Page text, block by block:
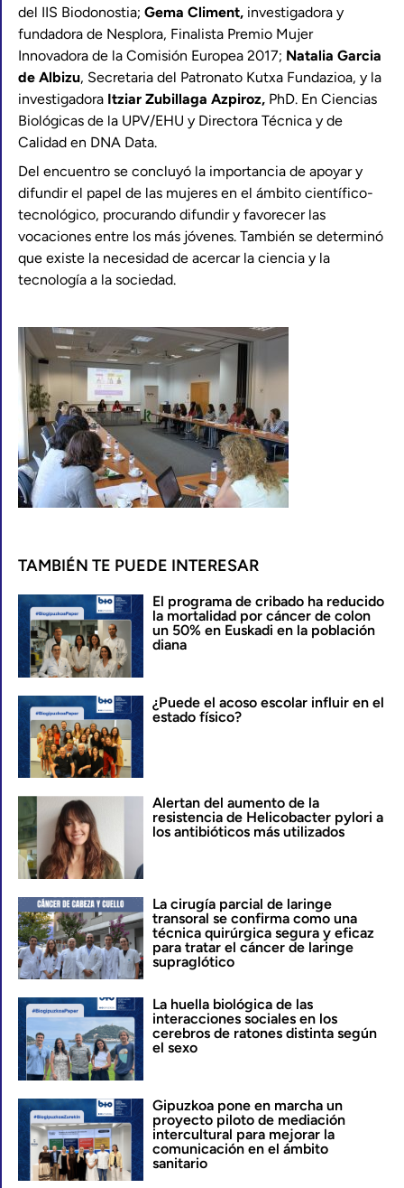
del IIS Biodonostia; Gema Climent, investigadora y
fundadora de Nesplora, Finalista Premio Mujer
Innovadora de la Comisión Europea 2017; Natalia Garcia
de Albizu, Secretaria del Patronato Kutxa Fundazioa, y la
investigadora Itziar Zubillaga Azpiroz, PhD. En Ciencias
Biológicas de la UPV/EHU y Directora Técnica y de
Calidad en DNA Data.
Del encuentro se concluyó la importancia de apoyar y
difundir el papel de las mujeres en el ámbito científico-
tecnológico, procurando difundir y favorecer las
vocaciones entre los más jóvenes. También se determinó
que existe la necesidad de acercar la ciencia y la
tecnología a la sociedad.
TAMBIÉN TE PUEDE INTERESAR
El programa de cribado ha reducido
la mortalidad por cáncer de colon
un 50% en Euskadi en la población
diana
¿Puede el acoso escolar influir en el
estado físico?
Alertan del aumento de la
resistencia de Helicobacter pylori a
los antibióticos más utilizados
La cirugía parcial de laringe
transoral se confirma como una
técnica quirúrgica segura y eficaz
para tratar el cáncer de laringe
supraglótico
La huella biológica de las
interacciones sociales en los
cerebros de ratones distinta según
el sexo
Gipuzkoa pone en marcha un
proyecto piloto de mediación
intercultural para mejorar la
comunicación en el ámbito
sanitario